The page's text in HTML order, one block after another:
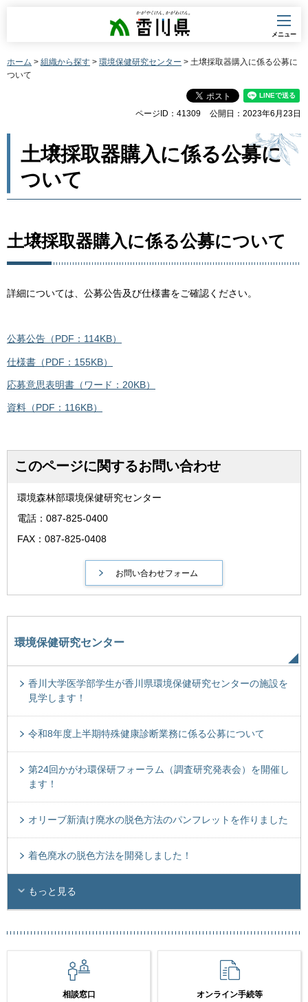
香川県
メニュー
ホーム > 組織から探す > 環境保健研究センター > 土壌採取器購入に係る公募に
ついて
ページID：41309 公開日：2023年6月23日
土壌採取器購入に係る公募に
ついて
土壌採取器購入に係る公募について
詳細については、公募公告及び仕様書をご確認ください。
公募公告（PDF：114KB）
仕様書（PDF：155KB）
応募意思表明書（ワード：20KB）
資料（PDF：116KB）
このページに関するお問い合わせ
環境森林部環境保健研究センター
電話：087-825-0400
FAX：087-825-0408
環境保健研究センター
香川大学医学部学生が香川県環境保健研究センターの施設を
見学します！
令和8年度上半期特殊健康診断業務に係る公募について
第24回かがわ環保研フォーラム（調査研究発表会）を開催し
ます！
オリーブ新漬け廃水の脱色方法のパンフレットを作りました
着色廃水の脱色方法を開発しました！
もっと見る
相談窓口 オンライン手続等